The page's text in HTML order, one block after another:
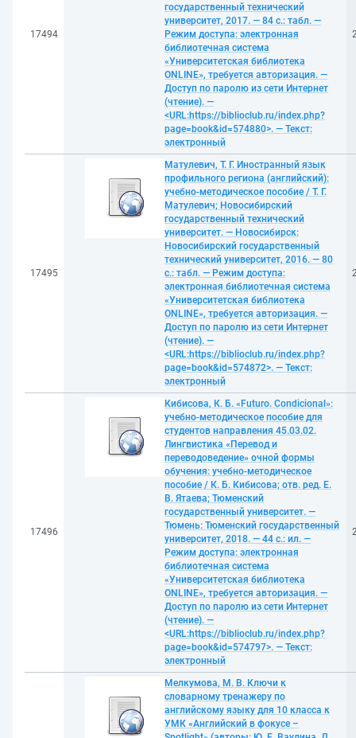
17494
государственный технический
университет, 2017. — 84 с.: табл. —
Режим доступа: электронная
библиотечная система
«Университетская библиотека
ONLINE», требуется авторизация. —
Доступ по паролю из сети Интернет
(чтение). —
<URL:https://biblioclub.ru/index.php?
page=book&id=574880>. — Текст:
электронный
17495
Матулевич, Т. Г. Иностранный язык
профильного региона (английский):
учебно-методическое пособие / Т. Г.
Матулевич; Новосибирский
государственный технический
университет. — Новосибирск:
Новосибирский государственный
технический университет, 2016. — 80
с.: табл. — Режим доступа:
электронная библиотечная система
«Университетская библиотека
ONLINE», требуется авторизация. —
Доступ по паролю из сети Интернет
(чтение). —
<URL:https://biblioclub.ru/index.php?
page=book&id=574872>. — Текст:
электронный
17496
Кибисова, К. Б. «Futuro. Condicional»:
учебно-методическое пособие для
студентов направления 45.03.02.
Лингвистика «Перевод и
переводоведение» очной формы
обучения: учебно-методическое
пособие / К. Б. Кибисова; отв. ред. Е.
В. Ятаева; Тюменский
государственный университет. —
Тюмень: Тюменский государственный
университет, 2018. — 44 с.: ил. —
Режим доступа: электронная
библиотечная система
«Университетская библиотека
ONLINE», требуется авторизация. —
Доступ по паролю из сети Интернет
(чтение). —
<URL:https://biblioclub.ru/index.php?
page=book&id=574797>. — Текст:
электронный
Мелкумова, М. В. Ключи к
словарному тренажеру по
английскому языку для 10 класса к
УМК «Английский в фокусе –